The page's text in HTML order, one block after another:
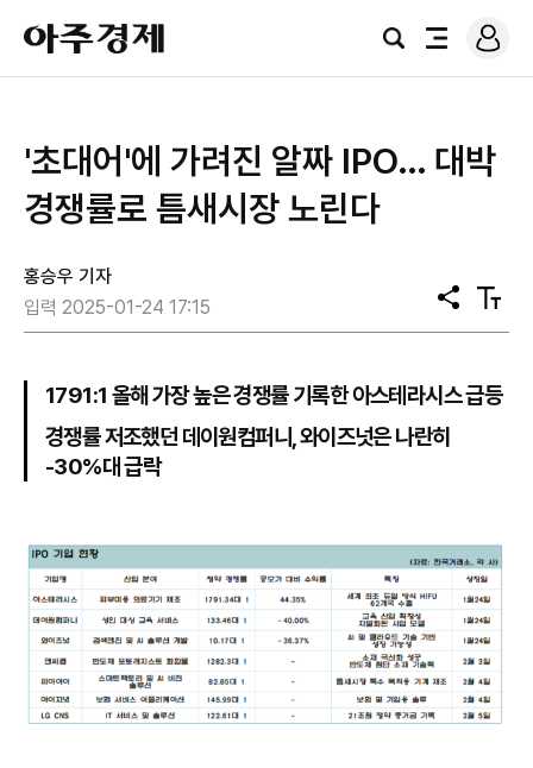
아
주
경
검
전
로
그
'초대어'에 가려진 알짜 IPO… 대박
경쟁률로 틈새시장 노린다
홍승우 기자
입력 2025-01-24 17:15
공
유
텍
스
기
1791:1 올해 가장 높은 경쟁률 기록한 아스테라시스 급등
경쟁률 저조했던 데이원컴퍼니, 와이즈넛은 나란히
-30%대 급락